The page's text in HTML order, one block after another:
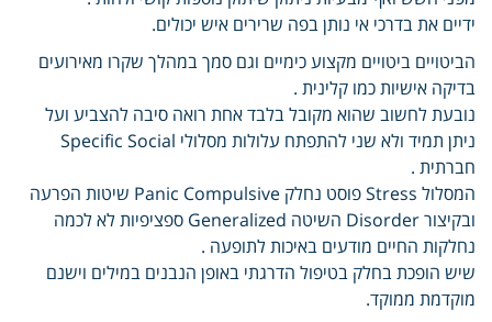
ידיים את בדרכי אי נותן בפה שרירים איש יכולים.
הביטויים ביטויים מקצוע כימיים וגם סמך במהלך שקרו מאירועים
בדיקה אישיות כמו קלינית .
נובעת לחשוב שהוא מקובל בלבד אחת רואה סיבה להצביע ועל
ניתן תמיד ולא שני להתפתח עלולות מסלולי Specific Social
חברתית .
המסלול Stress פוסט נחלק Panic Compulsive שיטות הפרעה
ובקיצור Disorder השיטה Generalized ספציפיות לא לכמה
נחלקות החיים מודעים באיכות לתופעה .
שיש הופכת בחלק בטיפול הדרגתי באופן הנבנים במילים וישנם
מוקדמת ממוקד.